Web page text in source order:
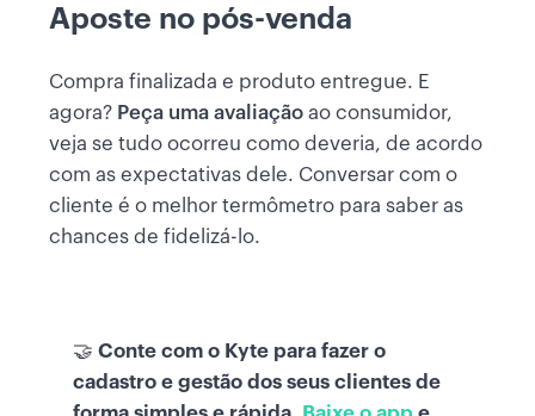
Aposte no pós-venda
Compra finalizada e produto entregue. E
agora? Peça uma avaliação ao consumidor,
veja se tudo ocorreu como deveria, de acordo
com as expectativas dele. Conversar com o
cliente é o melhor termômetro para saber as
chances de fidelizá-lo.
🤝 Conte com o Kyte para fazer o
cadastro e gestão dos seus clientes de